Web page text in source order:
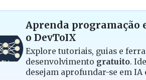
Aprenda programação
o DevToIX
Explore tutoriais, guias e
desenvolvimento gratuito.
desejam aprofundar-se em IA